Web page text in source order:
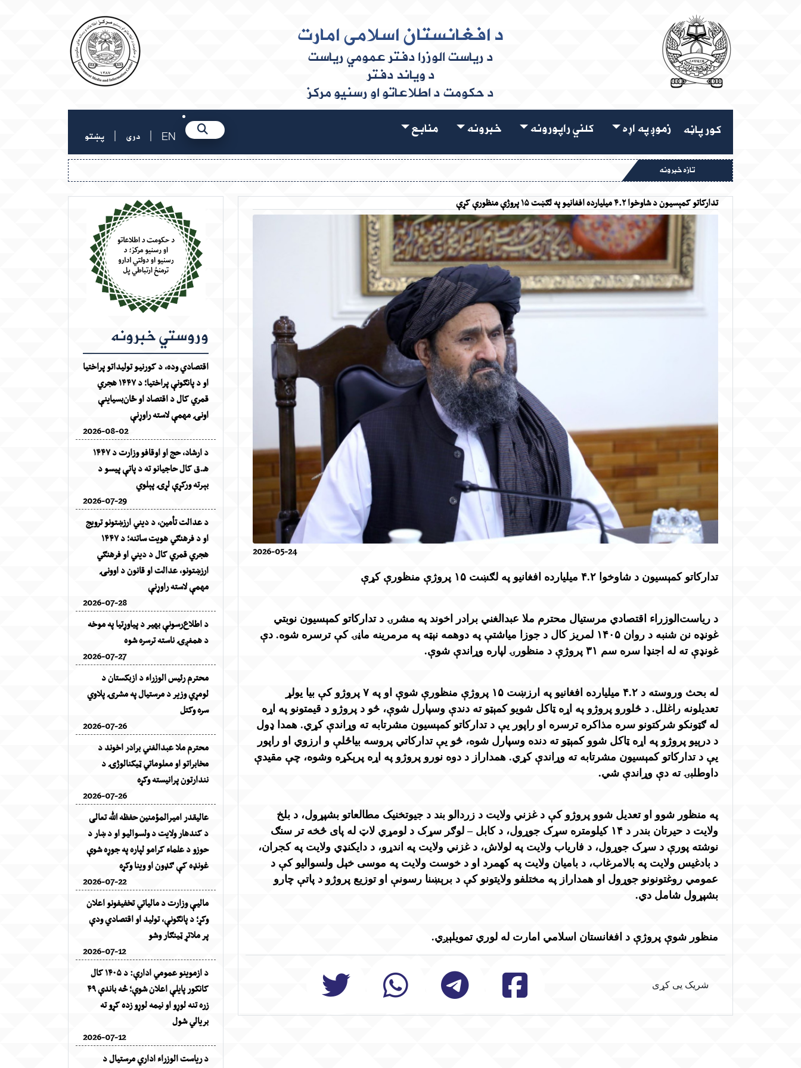
د افغانستان اسلامی امارت
د ریاست الوزرا دفتر عمومي ریاست
د ویاند دفتر
د حکومت د اطلاعاتو او رسنیو مرکز
کور پاڼه زموږ په اړه کلني راپورونه خبرونه منابع EN
| دری | پښتو
تازه خبرونه
تدارکاتو کمېسیون د شاوخوا ۴.۲ میلیارده افغانیو په لګښت ۱۵ پروژې منظورې کړې
2026-05-24
تدارکاتو کمېسیون د شاوخوا ۴.۲ میلیارده افغانیو په لګښت ۱۵ پروژې منظورې کړې
د ریاست‌الوزراء اقتصادي مرستیال محترم ملا عبدالغني برادر اخوند په مشرۍ د تدارکاتو کمېسیون نوبتي
غونډه نن شنبه د روان ۱۴۰۵ لمریز کال د جوزا میاشتې په دوهمه نېټه په مرمرینه ماڼۍ کې ترسره شوه. دې
غونډې ته له اجنډا سره سم ۳۱ پروژې د منظورۍ لپاره وړاندې شوې.
له بحث وروسته د ۴.۲ میلیارده افغانیو په ارزښت ۱۵ پروژې منظورې شوې او په ۷ پروژو کې بیا یولړ
تعدیلونه راغلل. د څلورو پروژو په اړه ټاکل شویو کمېټو ته دندې وسپارل شوې، څو د پروژو د قیمتونو په اړه
له ګټونکو شرکتونو سره مذاکره ترسره او راپور یې د تدارکاتو کمېسیون مشرتابه ته وړاندې کړي. همدا ډول
د درېیو پروژو په اړه ټاکل شوو کمېټو ته دنده وسپارل شوه، څو یې تدارکاتي پروسه بیاځلې و ارزوي او راپور
یې د تدارکاتو کمېسیون مشرتابه ته وړاندې کړي. همداراز د دوه نورو پروژو په اړه پرېکړه وشوه، چې مقیدې
داوطلبۍ ته دې وړاندې شي.
په منظور شوو او تعدیل شوو پروژو کې د غزني ولایت د زردالو بند د جیوتخنیک مطالعاتو بشپړول، د بلخ
ولایت د حیرتان بندر د ۱۴ کیلومتره سړک جوړول، د کابل – لوګر سړک د لومړي لاټ له پای څخه تر سنګ
نوشته پورې د سړک جوړول، د فاریاب ولایت په لولاش، د غزني ولایت په اندړو، د دایکنډي ولایت په کجران،
د بادغیس ولایت په بالامرغاب، د بامیان ولایت په کهمرد او د خوست ولایت په موسی خېل ولسوالیو کې د
عمومي روغتونونو جوړول او همداراز په مختلفو ولایتونو کې د برېښنا رسونې او توزیع پروژو د پاتې چارو
بشپړول شامل دي.
منظور شوې پروژې د افغانستان اسلامي امارت له لوري تمویلېږي.
شریک یی کړی
وروستي خبرونه
اقتصادي وده، د کورنیو تولیداتو پراختیا
او د پانګونې پراختیا؛ د ۱۴۴۷ هجري
قمري کال د اقتصاد او ځان‌بسیاینې
اونۍ مهمې لاسته راوړنې
2026-08-02
د ارشاد، حج او اوقافو وزارت د ۱۴۴۷
هـ.ق کال حاجیانو ته د پاتې پیسو د
بېرته ورکړې لړۍ پېلوي
2026-07-29
د عدالت تأمین، د دیني ارزښتونو ترویج
او د فرهنګي هویت ساتنه؛ د ۱۴۴۷
هجري قمري کال د دیني او فرهنګي
ارزښتونو، عدالت او قانون د اوونۍ
مهمې لاسته راوړنې
2026-07-28
د اطلاع‌رسونې بهیر د پیاوړتیا په موخه
د همغږۍ ناسته ترسره شوه
2026-07-27
محترم رئیس الوزراء د ازبکستان د
لومړي وزیر د مرستیال په مشرۍ پلاوي
سره وکتل
2026-07-26
محترم ملا عبدالغني برادر اخوند د
مخابراتو او معلوماتي ټیکنالوژۍ د
نندارتون پرانیسته وکړه
2026-07-26
عالیقدر امیرالمؤمنین حفظه الله تعالی
د کندهار ولایت د ولسوالیو او د ښار د
حوزو د علماء کرامو لپاره په جوړه شوې
غونډه کې ګډون او وینا وکړه
2026-07-22
مالیې وزارت د مالیاتي تخفیفونو اعلان
وکړ؛ د پانګونې، تولید او اقتصادي ودې
پر ملاتړ ټینګار وشو
2026-07-12
د ازموینو عمومي ادارې: د ۱۴۰۵ کال
کانکور پایلې اعلان شوې؛ څه باندې ۴۹
زره تنه لوړو او نیمه لوړو زده کړو ته
بریالي شول
2026-07-12
د ریاست الوزراء اداري مرستیال د